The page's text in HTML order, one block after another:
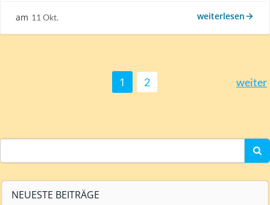
am 11 Okt. weiterlesen
Posts
Page
1 Page
2
Postsweiter
for:
NEUESTE BEITRÄGE